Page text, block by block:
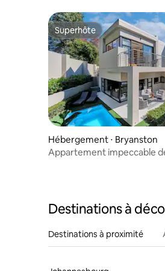
Superhôte
Superhôte
Hébergement ⋅ Bryanston
Appartement impeccable
Destinations à
Destinations à proximité